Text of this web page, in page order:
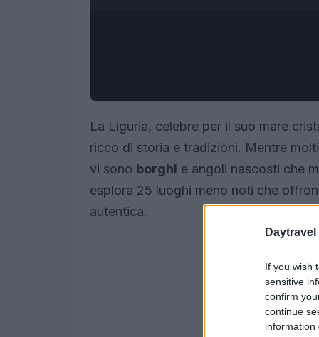
Daytravel
If you wish
sensitive
confirm
continue
information
La Liguria, celebre per il suo mare
ricco di storia e tradizioni. Mentre
vi sono borghi e angoli nascosti che
esplora 25 luoghi meno noti che
autentica.